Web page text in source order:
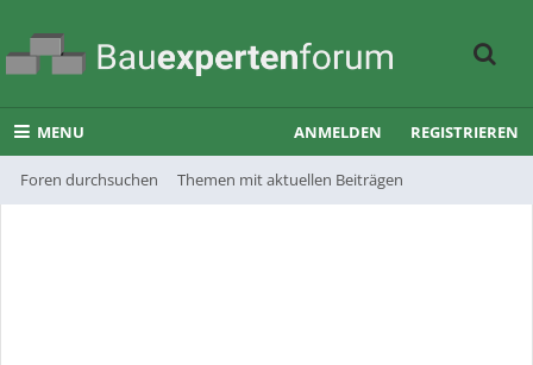
MENU
Foren durchsuchen Themen mit aktuellen Beiträgen
ANMELDEN REGISTRIEREN